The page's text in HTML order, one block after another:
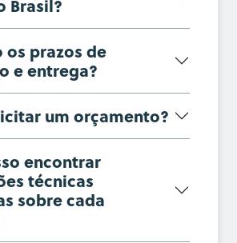
Brasil?
os prazos de
e entrega?
um orçamento?
encontrar
técnicas
sobre cada